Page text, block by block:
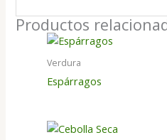
Productos
Verdura
Espárragos